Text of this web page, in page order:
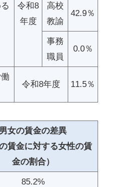
令和8
年度
高校
教諭
42.9％
事務
職員
0.0％
令和8年度 11.5％
男女の賃金の差異
の賃金に対する女性の賃
金の割合）
85.2%